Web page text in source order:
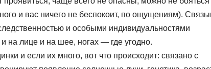
и вас ничего не беспокоит, по ощущениям).
и особыми индивидуальностями
на лице и на шее, ногах — где угодно.
и если их много, вот что происходит: связано с